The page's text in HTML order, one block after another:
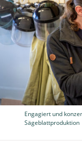
Engagiert und
Sägeblattproduktion